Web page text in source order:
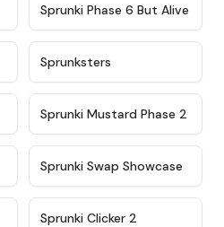
★ 4.9
Sprunki Phase 6 But Alive
Sprunksters
★ 4.4
Sprunki Mustard Phase 2
★ 4.6
Sprunki Swap Showcase
Sprunki Clicker 2